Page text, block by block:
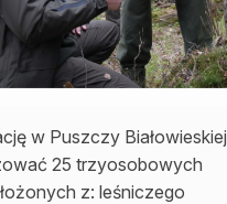
w Puszczy Białowieskiej
25 trzyosobowych
z: leśniczego